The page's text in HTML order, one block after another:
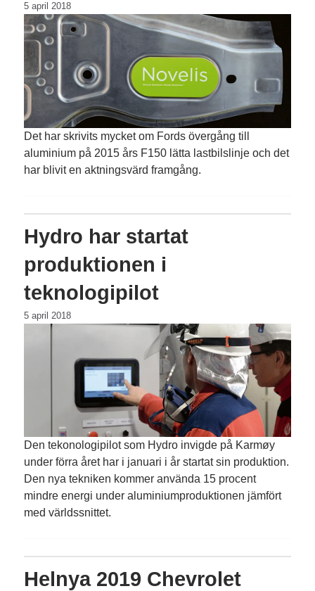
5 april 2018
Det har skrivits mycket om Fords övergång till
aluminium på 2015 års F150 lätta lastbilslinje och det
har blivit en aktningsvärd framgång.
Hydro har startat
produktionen i
teknologipilot
5 april 2018
Den tekonologipilot som Hydro invigde på Karmøy
under förra året har i januari i år startat sin produktion.
Den nya tekniken kommer använda 15 procent
mindre energi under aluminiumproduktionen jämfört
med världssnittet.
Helnya 2019 Chevrolet